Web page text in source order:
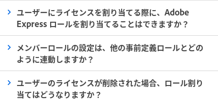
ユーザーにライセンスを割り当てる際に、Adobe
Express ロールを割り当てることはできますか？
メンバーロールの設定は、他の事前定義ロールとどの
ように連動しますか？
ユーザーのライセンスが削除された場合、ロール割り
当てはどうなりますか？